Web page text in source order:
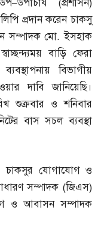
প্রদান করেন চাকসু
সম্পাদক মো.ইসহাক
বাড়ি ফেরা
বিভাগীয়
দাবি জানিয়েছি।
শুক্রবার ও শনিবার
বাস সচল ব্যবস্থা
চাকসুর যোগাযোগ ও
সম্পাদক (জিএস)
ও আবাসন সম্পাদক